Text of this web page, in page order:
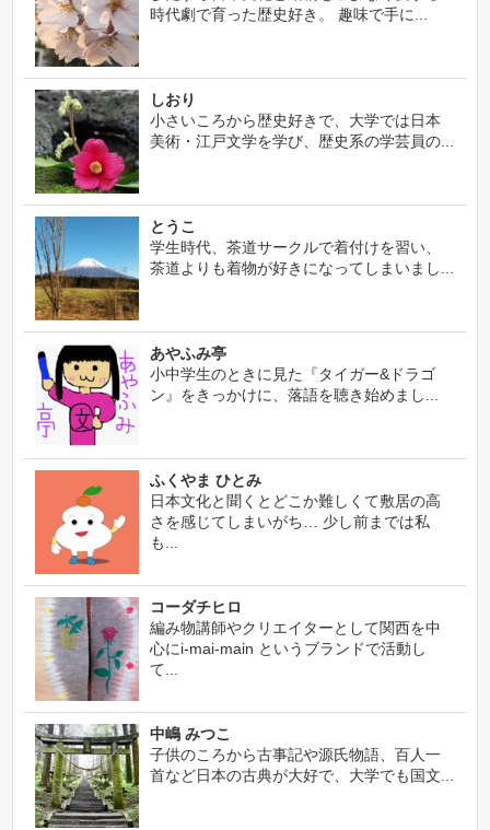
時代劇で育った歴史好き。 趣味で手に...
しおり
小さいころから歴史好きで、大学では日本
美術・江戸文学を学び、歴史系の学芸員の...
とうこ
学生時代、茶道サークルで着付けを習い、
茶道よりも着物が好きになってしまいまし...
あやふみ亭
小中学生のときに見た『タイガー&ドラゴ
ン』をきっかけに、落語を聴き始めまし...
ふくやま ひとみ
日本文化と聞くとどこか難しくて敷居の高
さを感じてしまいがち… 少し前までは私
も...
コーダチヒロ
編み物講師やクリエイターとして関西を中
心にi-mai-main というブランドで活動し
て...
中嶋 みつこ
子供のころから古事記や源氏物語、百人一
首など日本の古典が大好で、大学でも国文...